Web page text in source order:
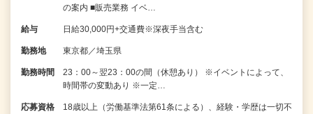
の案内 ■販売業務 イベ…
給与 日給30,000円+交通費※深夜手当含む
勤務地 東京都／埼玉県
勤務時間
23：00～翌23：00の間（休憩あり） ※イベントによって、
時間帯の変動あり ※一定…
応募資格
18歳以上（労働基準法第61条による）、経験・学歴は一切不